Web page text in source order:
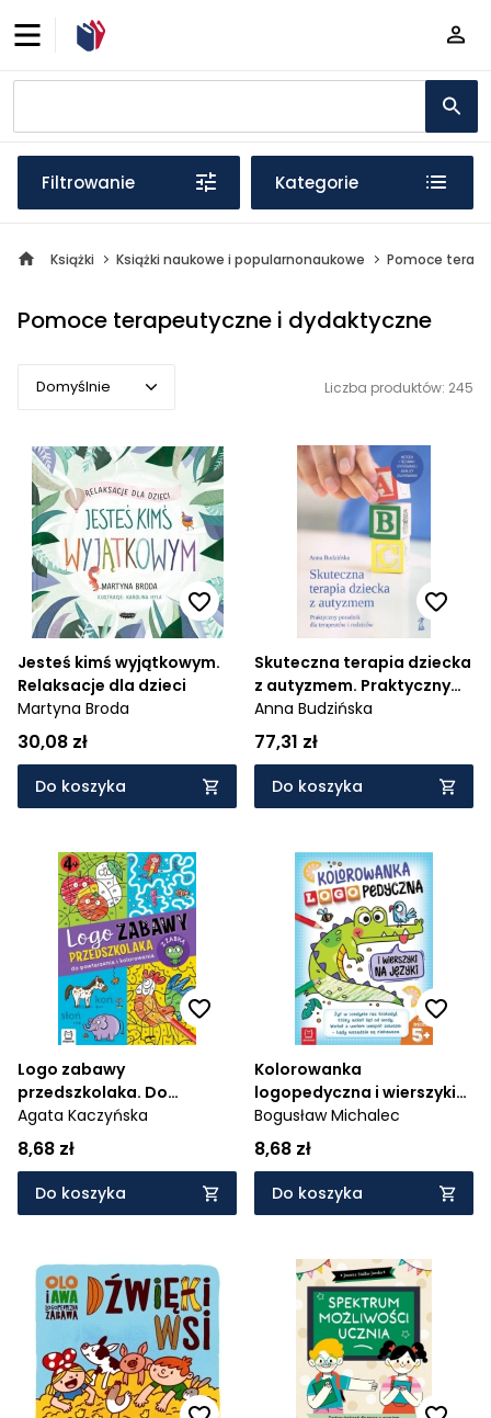
Filtrowanie Kategorie
Książki Książki naukowe i popularnonaukowe Pomoce
Pomoce terapeutyczne i dydaktyczne
Domyślnie
Domyślnie
Popularne
Cena rosnąco
Cena malejąco
Od najnowszych
Od najstarszych
Liczba produktów: 245
Jesteś kimś wyjątkowym.
Relaksacje dla dzieci
Martyna Broda
30,08 zł
Do koszyka
Skuteczna terapia dziecka
z autyzmem. Praktyczny
poradnik dla terapeutów i
rodziców
Anna Budzińska
77,31 zł
Do koszyka
Logo zabawy
przedszkolaka. Do
powtarzania i kolorowania
z żabką
Agata Kaczyńska
8,68 zł
Do koszyka
Kolorowanka
logopedyczna i wierszyki
na języki
Bogusław Michalec
8,68 zł
Do koszyka